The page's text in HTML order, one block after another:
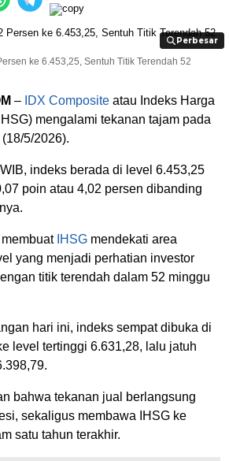
Perbesar
Perbesar
ke 6.453,25, Sentuh Titik Terendah 52
– IDX Composite atau Indeks Harga
mengalami tekanan tajam pada
5/2026).
indeks berada di level 6.453,25
poin atau 4,02 persen dibanding
IHSG mendekati area
yang menjadi perhatian investor
titik terendah dalam 52 minggu
hari ini, indeks sempat dibuka di
level tertinggi 6.631,28, lalu jatuh
bahwa tekanan jual berlangsung
sekaligus membawa IHSG ke
satu tahun terakhir.